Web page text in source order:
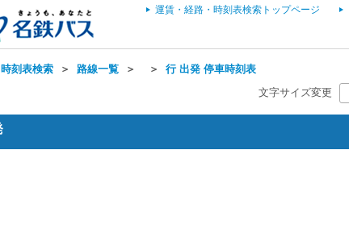
運賃・経路・時刻表検索トップページ
刻表検索 ＞ 路線一覧 ＞ ＞ 行 出発 停車時刻表
文字サイズ変更